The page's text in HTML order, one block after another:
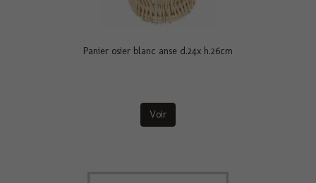
Panier osier blanc anse d.24x h.26cm
Voir